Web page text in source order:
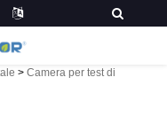
> Camera per test di